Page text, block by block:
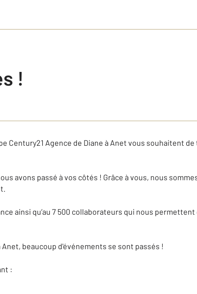
!
Century21 Agence de Diane à Anet vous souhaitent
avons passé à vos côtés ! Grâce à vous, nous
ainsi qu’au 7 500 collaborateurs qui nous
Anet, beaucoup d'événements se sont passés !
: